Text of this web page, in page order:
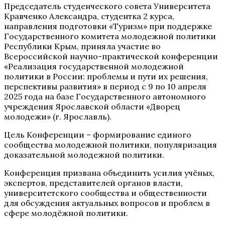
Председатель студенческого совета Университета
Кравченко Александра, студентка 2 курса,
направления подготовки «Туризм» при поддержке
Государственного комитета молодежной политики
Республики Крым, приняла участие во
Всероссийской научно-практической конференции
«Реализация государственной молодежной
политики в России: проблемы и пути их решения,
перспективы развития» в период с 9 по 10 апреля
2025 года на базе Государственного автономного
учреждения Ярославской области «Дворец
молодежи» (г. Ярославль).
Цель Конференции – формирование единого
сообщества молодежной политики, популяризация
доказательной молодежной политики.
Конференция призвана объединить усилия учёных,
экспертов, представителей органов власти,
университетского сообщества и общественности
для обсуждения актуальных вопросов и проблем в
сфере молодёжной политики.